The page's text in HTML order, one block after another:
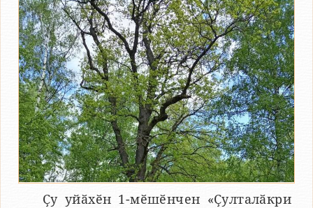
Ҫу уйӑхӗн 1-мӗшӗнчен «Ҫулталӑкри